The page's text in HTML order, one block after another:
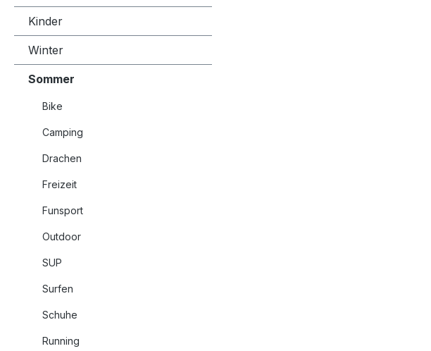
Kinder
Winter
Sommer
Bike
Camping
Drachen
Freizeit
Funsport
Outdoor
SUP
Surfen
Schuhe
Running